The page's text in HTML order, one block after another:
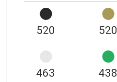
520 520
463 438